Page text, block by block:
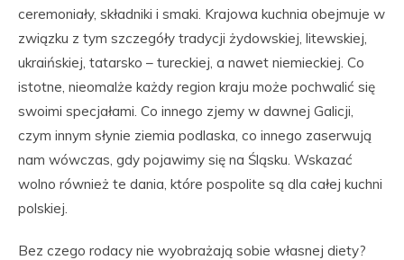
ceremoniały, składniki i smaki. Krajowa kuchnia obejmuje w
związku z tym szczegóły tradycji żydowskiej, litewskiej,
ukraińskiej, tatarsko – tureckiej, a nawet niemieckiej. Co
istotne, nieomalże każdy region kraju może pochwalić się
swoimi specjałami. Co innego zjemy w dawnej Galicji,
czym innym słynie ziemia podlaska, co innego zaserwują
nam wówczas, gdy pojawimy się na Śląsku. Wskazać
wolno również te dania, które pospolite są dla całej kuchni
polskiej.
Bez czego rodacy nie wyobrażają sobie własnej diety?